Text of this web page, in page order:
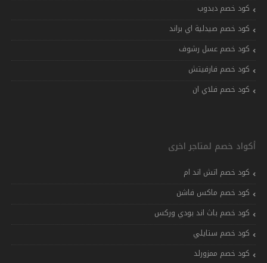
كود خصم دبدوب
كود خصم صيدلية اي براند
كود خصم عسل رشوف
كود خصم فارفيتش
كود خصم فلاي ان
أكواد خصم لمتاجر اخرى
كود خصم اتش اند ام
كود خصم ماكس فاشن
كود خصم باث اند بودي وركس
كود خصم ستايلي
كود خصم ممزورلد